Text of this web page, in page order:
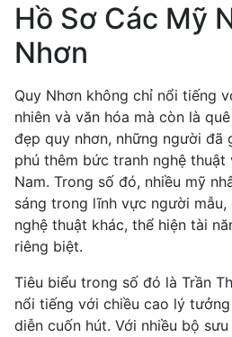
Hồ Sơ Các Mỹ
Nhơn
Quy Nhơn không chỉ nổi tiếng
nhiên và văn hóa mà còn là
đẹp quy nhơn, những người đã
phú thêm bức tranh nghệ
Nam. Trong số đó, nhiều mỹ
sáng trong lĩnh vực người
nghệ thuật khác, thể hiện tài
riêng biệt.
Tiêu biểu trong số đó là Trần
nổi tiếng với chiều cao lý
diễn cuốn hút. Với nhiều bộ